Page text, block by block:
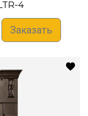
4
Заказать